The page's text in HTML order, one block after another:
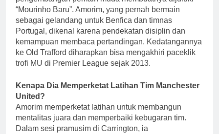
“Mourinho Baru”. Amorim, yang pernah bermain
sebagai gelandang untuk Benfica dan timnas
Portugal, dikenal karena pendekatan disiplin dan
kemampuan membaca pertandingan. Kedatangannya
ke Old Trafford diharapkan bisa mengakhiri paceklik
trofi MU di Premier League sejak 2013.
Kenapa Dia Memperketat Latihan Tim Manchester
United?
Amorim memperketat latihan untuk membangun
mentalitas juara dan memperbaiki kebugaran tim.
Dalam sesi pramusim di Carrington, ia